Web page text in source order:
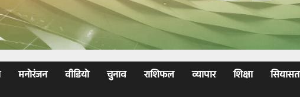
मनोरंजन वीडियो चुनाव राशिफल व्यापार शिक्षा सियासत